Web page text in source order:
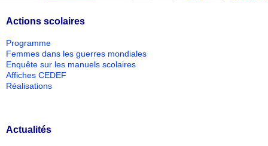
Actions scolaires
Programme
Femmes dans les guerres mondiales
Enquête sur les manuels scolaires
Affiches CEDEF
Réalisations
Actualités